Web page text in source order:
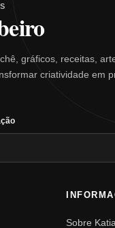
gráficos, receitas,
criatividade em
Sobre